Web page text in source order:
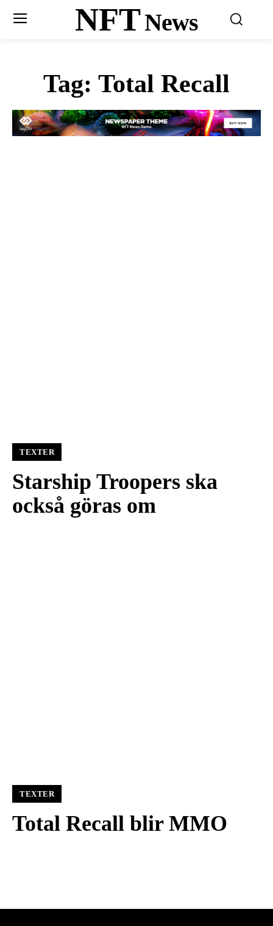
NFTNews
Tag: Total Recall
TEXTER
Starship Troopers ska
också göras om
TEXTER
Total Recall blir MMO